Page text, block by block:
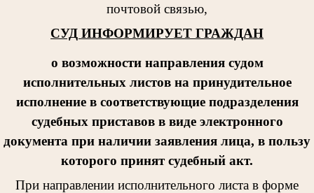
почтовой связью,
СУД ИНФОРМИРУЕТ ГРАЖДАН
о возможности направления судом
исполнительных листов на принудительное
исполнение в соответствующие подразделения
судебных приставов в виде электронного
документа при наличии заявления лица, в пользу
которого принят судебный акт.
При направлении исполнительного листа в форме